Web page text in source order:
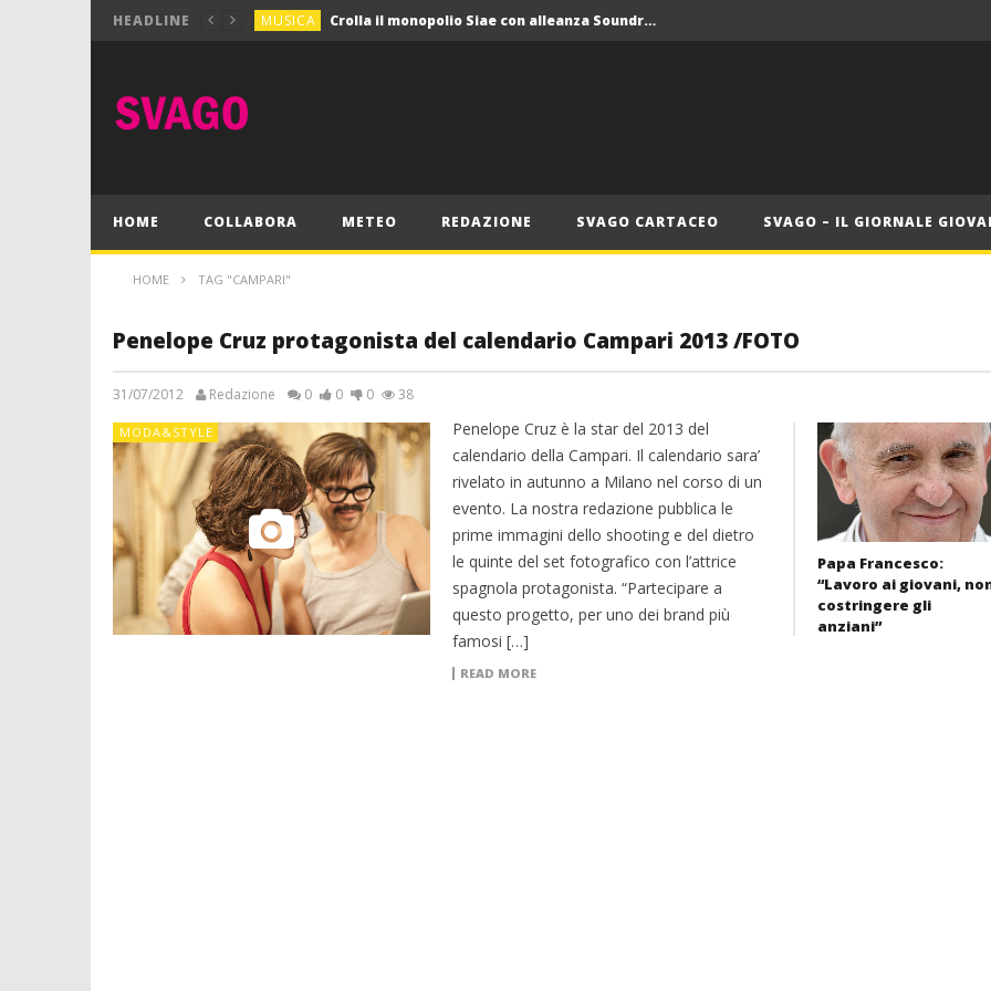
HEADLINE MUSICA Crolla il monopolio Siae con alleanza Soundreef – LEA
MUSICA Crolla il monopolio Siae con alleanza Soundreef – LEA
HOME COLLABORA METEO REDAZIONE SVAGO CARTACEO SVAGO – IL GIORNALE
HOME TAG "CAMPARI"
Penelope Cruz protagonista del calendario Campari 2013 /FOTO
31/07/2012 Redazione 0 0 0 38
MODA&STYLE
Penelope Cruz è la star del 2013 del
calendario della Campari. Il calendario sara’
rivelato in autunno a Milano nel corso di un
evento. La nostra redazione pubblica le
prime immagini dello shooting e del dietro
le quinte del set fotografico con l’attrice
spagnola protagonista. “Partecipare a
questo progetto, per uno dei brand più
famosi […]
READ MORE
Papa Francesco:
“Lavoro ai giovani,
costringere gli
anziani”